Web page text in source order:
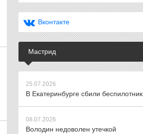
Вконтакте
Мастрид
25.07.2026
В Екатеринбурге сбили беспилотник
08.07.2026
Володин недоволен утечкой